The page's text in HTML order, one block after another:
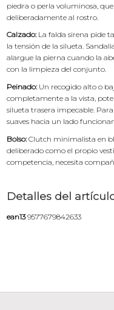
piedra o perla voluminosa,
deliberadamente al rostro.
Calzado: La falda sirena pide
la tensión de la silueta.
alargue la pierna cuando la
con la limpieza del conjunto.
Peinado: Un recogido alto o
completamente a la vista,
silueta trasera impecable.
suaves hacia un lado
Bolso: Clutch minimalista en
deliberado como el propio
competencia, necesita
Detalles del
ean13 9577679842633